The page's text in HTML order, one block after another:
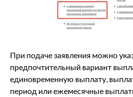
При подаче заявления можно
предпочтительный вариант
единовременную выплату,
период или ежемесячные